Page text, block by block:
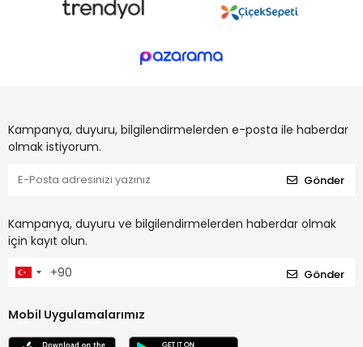
Kampanya, duyuru, bilgilendirmelerden e-posta ile haberdar
olmak istiyorum.
Gönder
Kampanya, duyuru ve bilgilendirmelerden haberdar olmak
için kayıt olun.
Gönder
Mobil Uygulamalarımız